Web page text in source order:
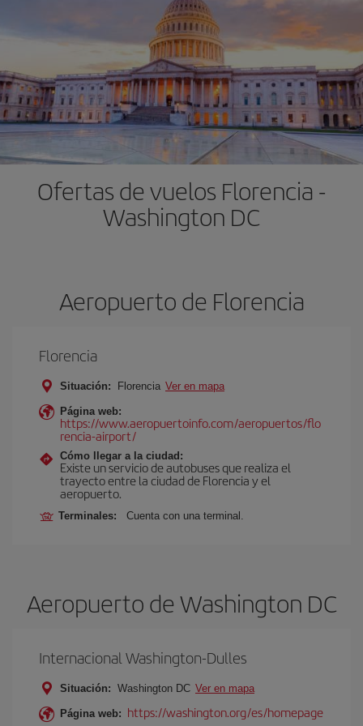
Ofertas de vuelos Florencia -
Washington DC
Aeropuerto de Florencia
Florencia
Situación: Florencia Ver en mapa
Página web:
https://www.aeropuertoinfo.com/aeropuertos/flo
rencia-airport/
Cómo llegar a la ciudad:
Existe un servicio de autobuses que realiza el
trayecto entre la ciudad de Florencia y el
aeropuerto.
Terminales: Cuenta con una terminal.
Aeropuerto de Washington DC
Internacional Washington-Dulles
Situación: Washington DC Ver en mapa
Página web: https://washington.org/es/homepage